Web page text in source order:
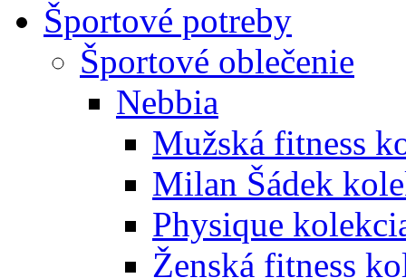
Športové potreby
Športové oblečenie
Nebbia
Mužská fitness
Milan Šádek
Physique
Ženská fitness